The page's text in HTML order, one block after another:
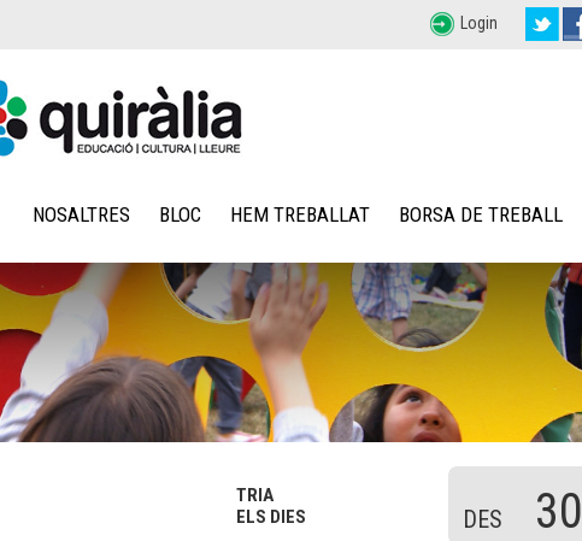
Login
NOSALTRES BLOC HEM TREBALLAT BORSA DE TREBALL
TRIA
ELS DIES
DES 30